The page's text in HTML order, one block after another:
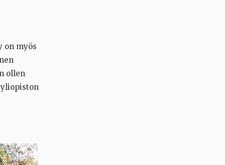
on myös
ollen